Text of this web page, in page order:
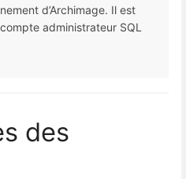
d’Archimage. Il est
administrateur SQL
des